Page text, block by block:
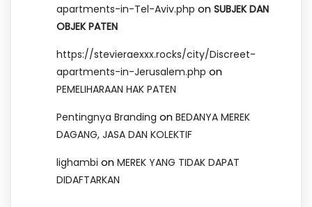
apartments-in-Tel-Aviv.php on SUBJEK DAN
OBJEK PATEN
https://stevieraexxx.rocks/city/Discreet-
apartments-in-Jerusalem.php on
PEMELIHARAAN HAK PATEN
Pentingnya Branding on BEDANYA MEREK
DAGANG, JASA DAN KOLEKTIF
lighambi on MEREK YANG TIDAK DAPAT
DIDAFTARKAN